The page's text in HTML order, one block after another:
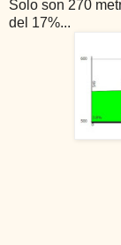
Solo son 270
del 17%...